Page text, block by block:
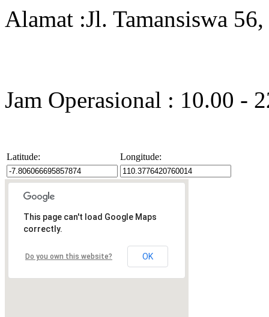
Alamat :Jl. Tamansiswa
Jam Operasional : 10.00 -
Latitude: Longitude:
This page can't load Google Maps
correctly.
Do you own this website? OK